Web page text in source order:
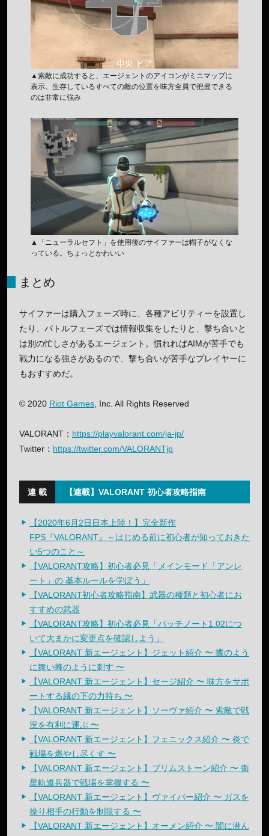
▲索敵に成功すると、エージェントのアイコンがミニマップに
表示。生存しているすべての敵の位置を味方全員で把握できる
のは非常に強み
▲「ニューラルセフト」を使用後のサイファーは帽子がなくな
っている。ちょっとかわいい
まとめ
サイファーは購入フェーズ時に、各種アビリティーを設置し
たり、バトルフェーズでは情報収集をしたりと、撃ち合いと
は別の忙しさがあるエージェント。慣れればAIMが苦手でも
戦力になる強さがあるので、撃ち合いが苦手なプレイヤーに
もおすすめだ。
© 2020 Riot Games , Inc. All Rights Reserved
VALORANT： https://playvalorant.com/ja-jp/
Twitter： https://twitter.com/VALORANTjp
【連載】VALORANT 初心者攻略指南
【2020年6月2日日本上陸！】完全新作
FPS『VALORANT』～はじめる前に初心者が知っておきた
い5つのこと～
【VALORANT攻略】初心者必見「メインモード「アンレ
ート」の 基本ルールを学ぼう」
【VALORANT初心者攻略指南】武器の種類と初心者にお
すすめの武器
【VALORANT攻略】初心者必見「パッチノート1.02につ
いて大まかに変更点を確認しよう」
【VALORANT 新エージェント】ジェット紹介 〜 蝶のよう
に舞い蜂のように刺す 〜
【VALORANT 新エージェント】セージ紹介 〜 味方をサポ
ートする縁の下の力持ち 〜
【VALORANT 新エージェント】ソーヴァ紹介 〜 索敵で戦
況を有利に運ぶ 〜
【VALORANT 新エージェント】フェニックス紹介 〜 炎で
戦場を燃やし尽くす 〜
【VALORANT 新エージェント】ブリムストーン紹介 〜 衛
星軌道兵器で戦場を掌握する 〜
【VALORANT 新エージェント】ヴァイパー紹介 〜 ガスを
操り相手の行動を制限する 〜
【VALORANT 新エージェント】オーメン紹介 〜 闇に潜ん